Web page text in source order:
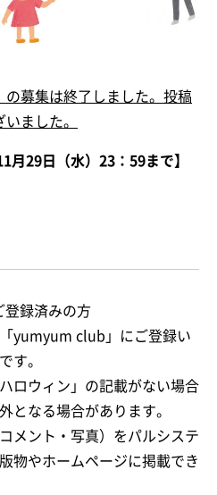
の募集は終了しました。投稿
ました。
月29日（水）23：59まで】
登録済みの方
yumyum club」にご登録い
す。
ロウィン」の記載がない場合
となる場合があります。
メント・写真）をパルシステ
物やホームページに掲載でき